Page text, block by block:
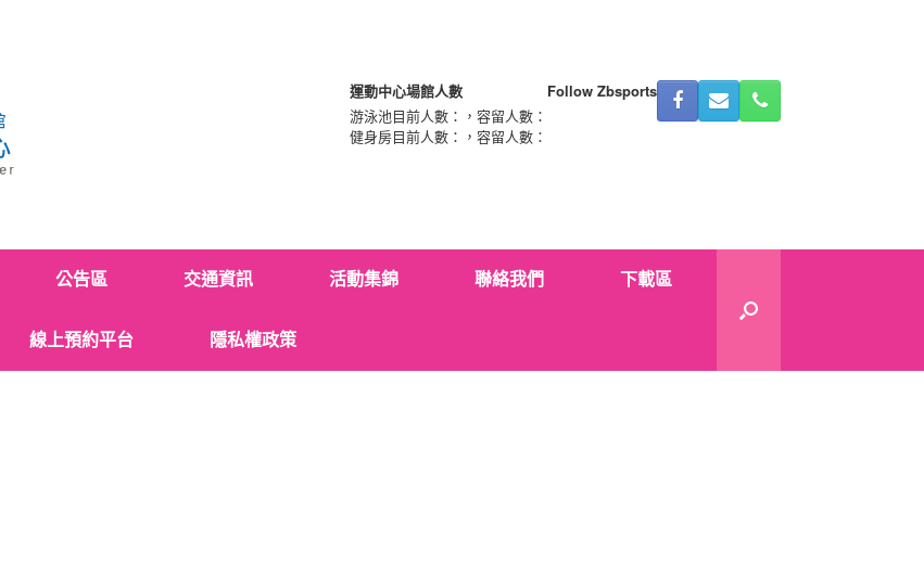
運動中心場館人數
游泳池目前人數：
，容留人數：
健身房目前人數：
，容留人數：
Follow Zbsports
公告區 交通資訊 活動集錦 聯絡我們 下載區
線上預約平台 隱私權政策